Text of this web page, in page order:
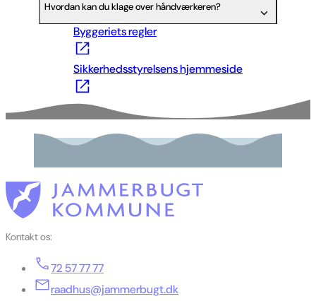
Hvordan kan du klage over håndværkeren?
Byggeriets regler
Sikkerhedsstyrelsens hjemmeside
Kontakt os:
72 57 77 77
raadhus@jammerbugt.dk